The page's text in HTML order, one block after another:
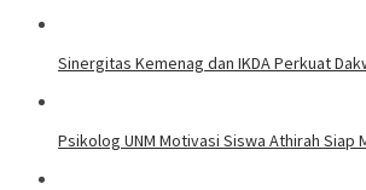
Sinergitas Kemenag dan IKDA Perkuat
Psikolog UNM Motivasi Siswa Athirah Siap